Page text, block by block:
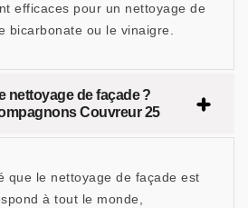
efficaces pour un nettoyage de
bicarbonate ou le vinaigre.
nettoyage de façade ?
Couvreur 25
que le nettoyage de façade est
à tout le monde,